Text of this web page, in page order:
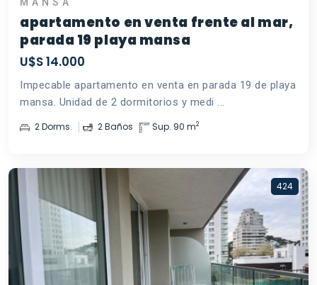
apartamento en venta frente al mar,
parada 19 playa mansa
U$S 14.000
Impecable apartamento en venta en parada 19 de playa
mansa. Unidad de 2 dormitorios y medi ...
2 Dorms. 2 Baños Sup. 90 m2
424